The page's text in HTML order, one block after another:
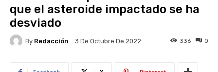
que el asteroide impactado se ha
desviado
By Redacción 3 De Octubre De 2022 0
336